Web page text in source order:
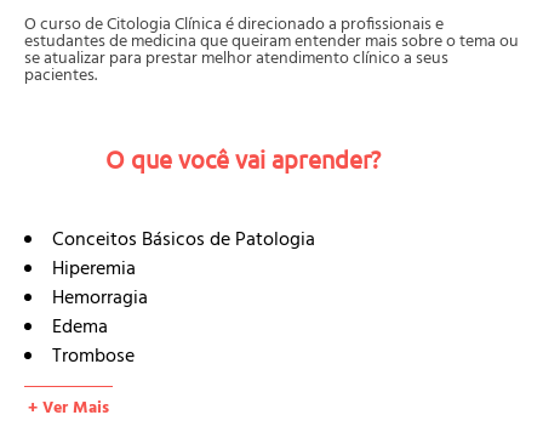
O curso de Citologia Clínica é direcionado a profissionais e
estudantes de medicina que queiram entender mais sobre o tema ou
se atualizar para prestar melhor atendimento clínico a seus
pacientes.
O que você vai aprender?
Conceitos Básicos de Patologia
Hiperemia
Hemorragia
Edema
Trombose
Embolia
Resposta Tecidual
+ Ver Mais